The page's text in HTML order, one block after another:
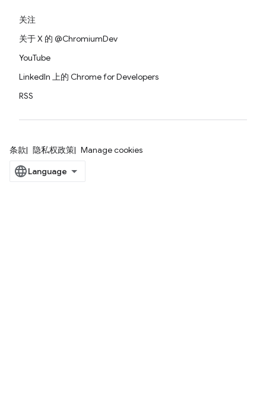
关注
关于 X 的 @ChromiumDev
YouTube
LinkedIn 上的 Chrome for Developers
RSS
条款 隐私权政策 Manage cookies